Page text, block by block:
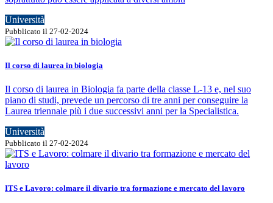
Università
Pubblicato il 27-02-2024
Il corso di laurea in biologia
Il corso di laurea in Biologia fa parte della classe L-13 e, nel suo
piano di studi, prevede un percorso di tre anni per conseguire la
Laurea triennale più i due successivi anni per la Specialistica.
Università
Pubblicato il 27-02-2024
ITS e Lavoro: colmare il divario tra formazione e mercato del lavoro